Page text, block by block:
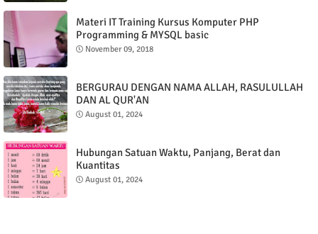
Materi IT Training Kursus Komputer PHP
Programming & MYSQL basic
November 09, 2018
BERGURAU DENGAN NAMA ALLAH, RASULULLAH
DAN AL QUR'AN
August 01, 2024
Hubungan Satuan Waktu, Panjang, Berat dan
Kuantitas
August 01, 2024